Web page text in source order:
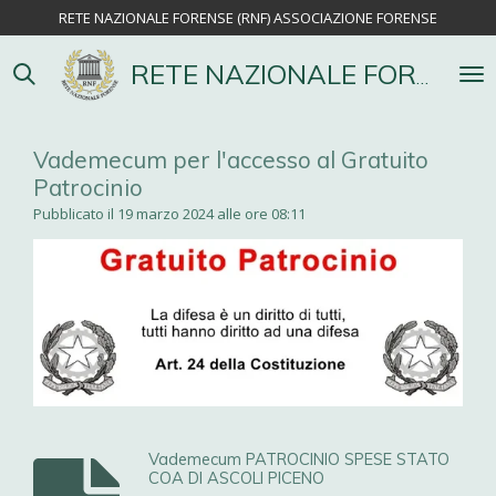
contenuto
principale
RETE NAZIONALE FORENSE
RETE NAZIONALE FORENSE (RNF) ASSOCIAZIONE FORENSE
Vademecum per l'accesso al Gratuito
Patrocinio
Pubblicato il 19 marzo 2024 alle ore 08:11
Vademecum PATROCINIO SPESE STATO
COA DI ASCOLI PICENO